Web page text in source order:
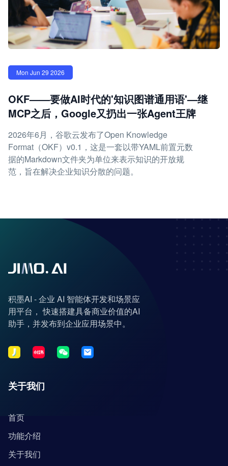
Mon Jun 29 2026
OKF——要做AI时代的'知识图谱通用语'—继
MCP之后，Google又扔出一张Agent王牌
2026年6月，谷歌云发布了Open Knowledge
Format（OKF）v0.1，这是一套以带YAML前置元数
据的Markdown文件夹为单位来表示知识的开放规
范，旨在解决企业知识分散的问题。
积墨AI - 企业 AI 智能体开发和场景应
用平台， 快速搭建具备商业价值的AI
助手，并发布到企业应用场景中。
关于我们
首页
功能介绍
关于我们